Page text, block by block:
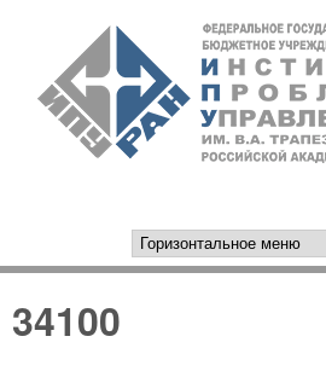
Перейти к
РАН
горизонтальное
34100